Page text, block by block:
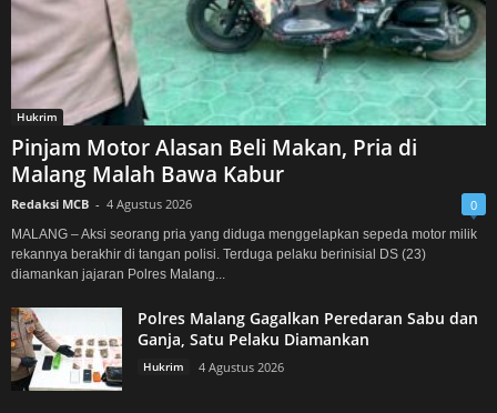
Hukrim
Pinjam Motor Alasan Beli Makan, Pria di
Malang Malah Bawa Kabur
Redaksi MCB - 4 Agustus 2026 0
MALANG – Aksi seorang pria yang diduga menggelapkan sepeda motor milik
rekannya berakhir di tangan polisi. Terduga pelaku berinisial DS (23)
diamankan jajaran Polres Malang...
Polres Malang Gagalkan Peredaran Sabu dan
Ganja, Satu Pelaku Diamankan
Hukrim 4 Agustus 2026